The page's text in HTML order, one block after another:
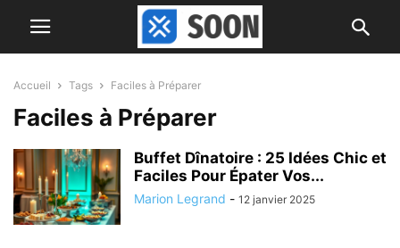
Accueil Tags Faciles à Préparer
Faciles à Préparer
Buffet Dînatoire : 25 Idées Chic et
Faciles Pour Épater Vos...
Marion Legrand - 12 janvier 2025